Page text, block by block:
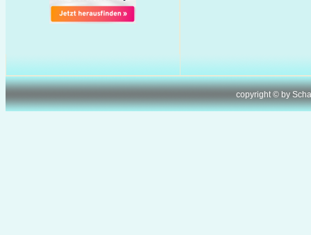
copyright © by